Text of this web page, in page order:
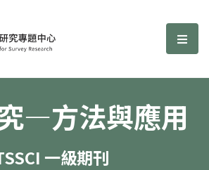
法與應用期刊 選
—方法與應用
一級期刊